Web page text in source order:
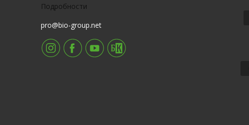
Подробности
pro@bio-group.net